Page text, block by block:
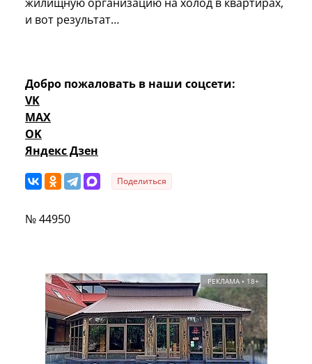
и вот результат…
Добро пожаловать в наши соцсети:
VK
MAX
OK
Яндекс Дзен
Поделиться
№ 44950
РЕКЛАМА • 18+